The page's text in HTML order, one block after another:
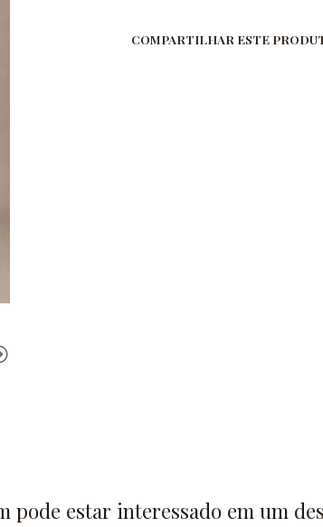
COMPARTILHAR ESTE
pode estar interessado em um